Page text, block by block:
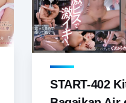
START-402